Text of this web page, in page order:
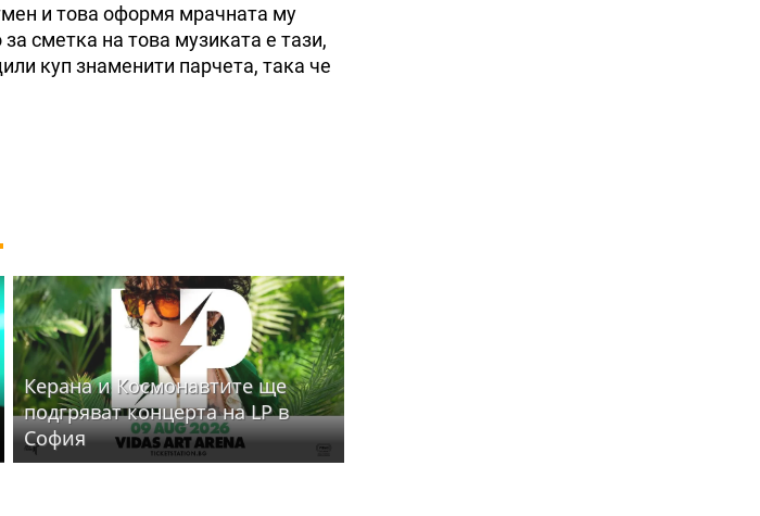
и това оформя мрачната му
сметка на това музиката е тази,
куп знаменити парчета, така че
Керана и Космонавтите ще
подгряват концерта на LP в
София